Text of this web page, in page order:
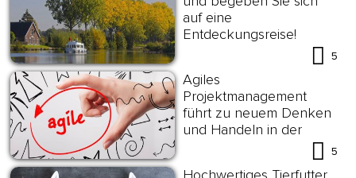
auf eine
Entdeckungsreise!
5
Agiles
Projektmanagement
führt zu neuem Denken
und Handeln in der
5